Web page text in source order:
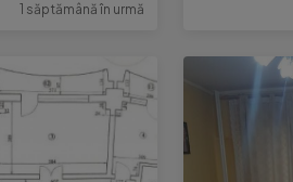
1 săptămână în urmă